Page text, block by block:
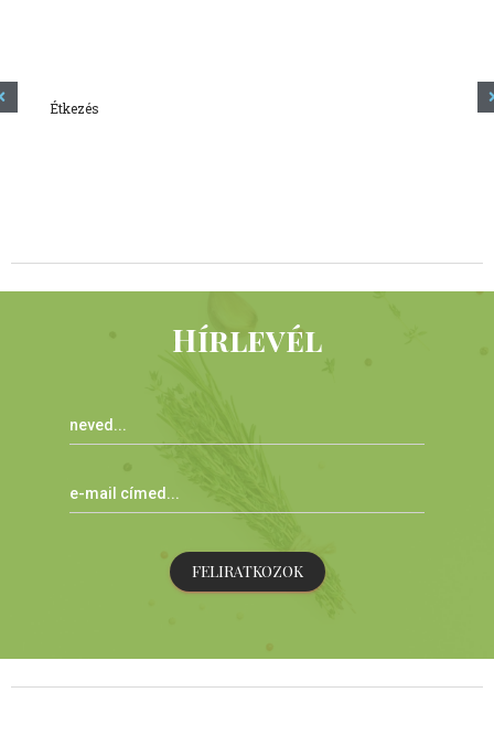
Étkezés
Hírlevél
FELIRATKOZOK